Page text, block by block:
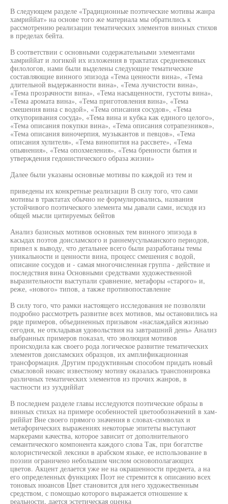
В следующем разделе «Традиционные поэтические мотивы жанра
хамриййат» на основе того же материала мы обратились к
рассмотрению реализации тематических элементов винных стихов
в пределах бейта.
В соответствии с основными содержательными элементами
хамриййат и логикой их изложения в трактатах средневековых
филологов, нами были выделены следующие тематические
составляющие винного эпизода «Тема ценности вина», «Тема
длительной выдержанности вина», «Тема лучистости вина»,
«Тема прозрачности вина», «Тема насыщенности, густоты вина»,
«Тема аромата вина», «Тема приготовления вина», «Тема
смешения вина с водой», «Тема описания сосудов», «Тема
откупоривания сосуда», «Тема вина и кубка как единого целого»,
«Тема описания покупки вина», «Тема описания сотрапезников»,
«Тема описания виночерпия, музыкантов и певцов», «Тема
описания хулителя», «Тема винопития на рассвете», «Тема
опьянения», «Тема опохмеления», «Тема бренности бытия и
утверждения гедонистического образа жизни»
Далее были указаны основные мотивы по каждой из тем и
приведены их конкретные реализации В силу того, что сами
мотивы в трактатах обычно не формулировались, названия
устойчивого поэтического элемента мы давали сами, исходя из
общей мысли цитируемых бейтов
Анализ базисных мотивов основных тем винного эпизода в
касыдах поэтов доисламского и раннемусульманского периодов,
привел к выводу, что детальнее всего были разработаны темы
уникальности и ценности вина, процесс смешения с водой,
описание сосудов и - самая многочисленная группа - действие и
последствия вина Основными средствами художественной
выразительности выступали сравнение, метафоры «старого» и,
реже, «нового» типов, а также противопоставление
В силу того, что рамки настоящего исследования не позволяли
подробно рассмотреть развитие всех мотивов, мы остановились на
ряде примеров, объединенных призывом «наслаждайся жизнью
сегодня, не откладывая удовольствия на завтрашний день» Анализ
выбранных примеров показал, что эволюция мотивов
происходила как своего рода логическое развитие тематических
элементов доисламских образцов, их амплификационная
трансформация. Другим продуктивным способом придать новый
смысловой нюанс известному мотиву оказалась транспонировка
различных тематических элементов из прочих жанров, в
частности из зухдиййат
В последнем разделе главы исследуются поэтические образы в
винных стихах на примере особенностей цветообозначений в хам-
риййат Вне своего прямого значения в словах-символах и
метафорических выражениях некоторые эпитеты выступают
маркерами качества, которое зависит от дополнительного
семантического компонента каждого слова Так, при богатстве
колористической лексики в арабском языке, ее использование в
поэзии ограничено небольшим числом основополагающих
цветов. Акцент делается уже не на окрашенности предмета, а на
его определенных функциях Поэт не стремится к описанию всех
тоновых нюансов Цвет становится для него художественным
средством, с помощью которого выражается отношение к
реальности, дается эстетическая оценка